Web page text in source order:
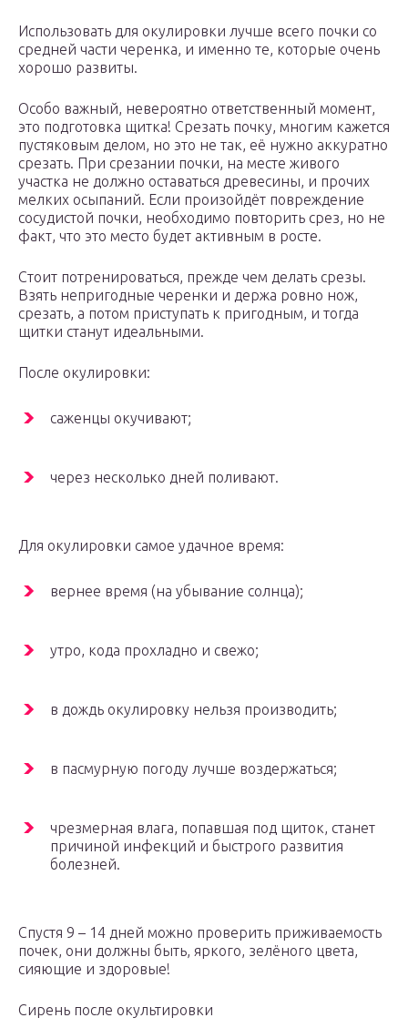
Использовать для окулировки лучше всего почки со
средней части черенка, и именно те, которые очень
хорошо развиты.
Особо важный, невероятно ответственный момент,
это подготовка щитка! Срезать почку, многим кажется
пустяковым делом, но это не так, её нужно аккуратно
срезать. При срезании почки, на месте живого
участка не должно оставаться древесины, и прочих
мелких осыпаний. Если произойдёт повреждение
сосудистой почки, необходимо повторить срез, но не
факт, что это место будет активным в росте.
Стоит потренироваться, прежде чем делать срезы.
Взять непригодные черенки и держа ровно нож,
срезать, а потом приступать к пригодным, и тогда
щитки станут идеальными.
После окулировки:
саженцы окучивают;
через несколько дней поливают.
Для окулировки самое удачное время:
вернее время (на убывание солнца);
утро, кода прохладно и свежо;
в дождь окулировку нельзя производить;
в пасмурную погоду лучше воздержаться;
чрезмерная влага, попавшая под щиток, станет
причиной инфекций и быстрого развития
болезней.
Спустя 9 – 14 дней можно проверить приживаемость
почек, они должны быть, яркого, зелёного цвета,
сияющие и здоровые!
Сирень после окультировки